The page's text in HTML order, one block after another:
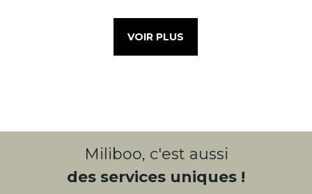
VOIR PLUS
Miliboo, c'est aussi
des services uniques !